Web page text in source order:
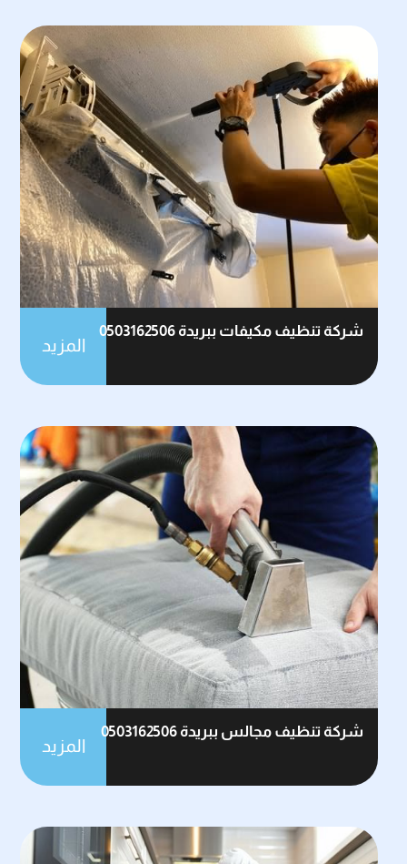
شركة تنظيف مكيفات ببريدة 0503162506
المزيد
شركة تنظيف مجالس ببريدة 0503162506
المزيد